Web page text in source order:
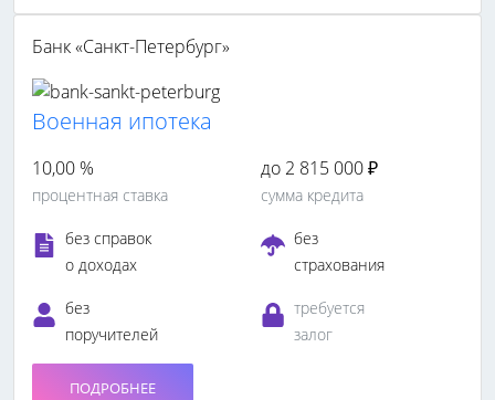
Банк «Санкт-Петербург»
Военная ипотека
10,00 %
процентная ставка
до 2 815 000 ₽
сумма кредита
без справок
о доходах
без
страхования
без
поручителей
требуется
залог
ПОДРОБНЕЕ